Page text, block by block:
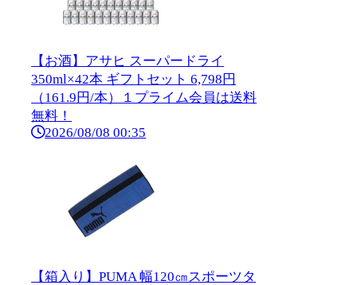
【お酒】アサヒ スーパードライ
350ml×42本 ギフトセット 6,798円
（161.9円/本）１プライム会員は送料
無料！
2026/08/08 00:35
【箱入り】PUMA 幅120㎝スポーツタ